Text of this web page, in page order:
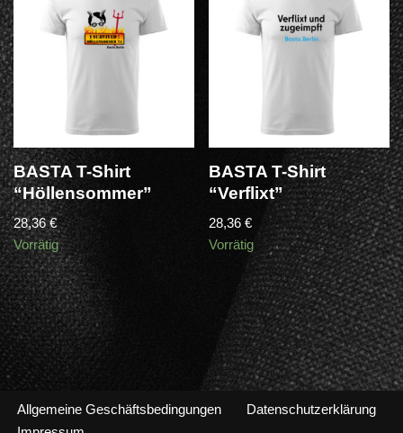
BASTA T-Shirt
“Höllensommer”
28,36€
Vorrätig
BASTA T-Shirt
“Verflixt”
28,36€
Vorrätig
Allgemeine Geschäftsbedingungen
Datenschutzerklärung